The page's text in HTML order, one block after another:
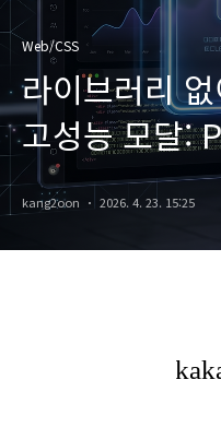
Web/CSS
라이브러리
고성능 모달:
Dialog 비교
kang2oon 2026. 4. 23. 15:25